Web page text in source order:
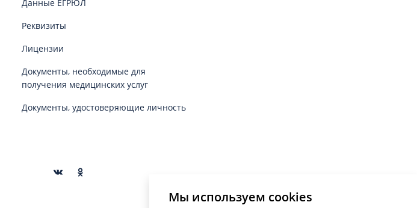
Данные ЕГРЮЛ
Реквизиты
Лицензии
Документы, необходимые для
получения медицинских услуг
Документы, удостоверяющие личность
Мы используем cookies